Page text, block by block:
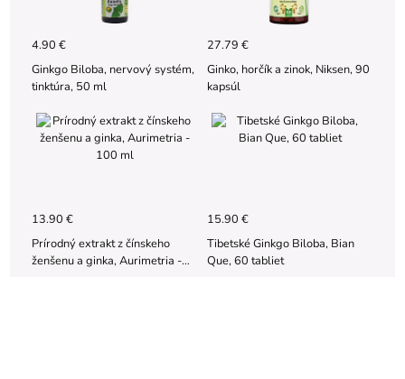
4.90 €
Ginkgo Biloba, nervový systém,
tinktúra, 50 ml
27.79 €
Ginko, horčík a zinok, Niksen, 90
kapsúl
13.90 €
Prírodný extrakt z čínskeho
ženšenu a ginka, Aurimetria -
15.90 €
Tibetské Ginkgo Biloba, Bian
Que, 60 tabliet